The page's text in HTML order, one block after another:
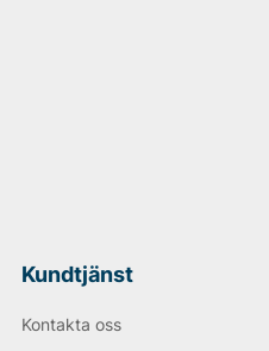
Kundtjänst
Kontakta oss